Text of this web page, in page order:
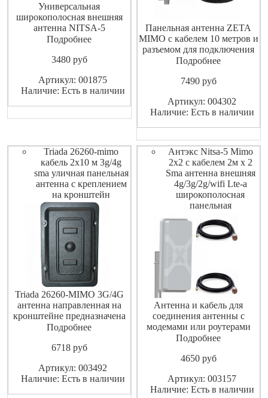
Универсальная
широкополосная внешняя
антенна NITSA-5
предназначена для
сотовыми телефонами,
LTE800/GSM900/GSM1800/
3G/WIFI/LTE2600. Усиление
Подробнее
3480pуб
Артикул: 001875
Наличие: Есть в наличии
Панельная антенна ZETA
MIMO с кабелем 10 метров и
разъемом для подключения
SMA-male предназначена для
оборудования беспроводных
стандартов: сотовая связь
(GSM1800) 2G (EDGE) 3G
Подробнее
7490pуб
Артикул: 004302
Наличие: Есть в наличии
Triada 26260-mimo
кабель 2х10 м 3g/4g
sma уличная панельная
антенна с креплением
на кронштейн
Triada 26260-MIMO 3G/4G
антенна направленная на
кронштейне предназначена
для работы в диапазонах 3G
в составе систем MIMO.
Две ортогональных
поляризации Высокое
Подробнее
6718pуб
Артикул: 003492
Наличие: Есть в наличии
Антэкс Nitsa-5 Mimo
2x2 с кабелем 2м х 2
Sma антенна внешняя
4g/3g/2g/wifi Lte-a
широкополосная
панельная
Антенна и кабель для
соединения антенны с
модемами или роутерами
Подробнее
4650pуб
Артикул: 003157
Наличие: Есть в наличии